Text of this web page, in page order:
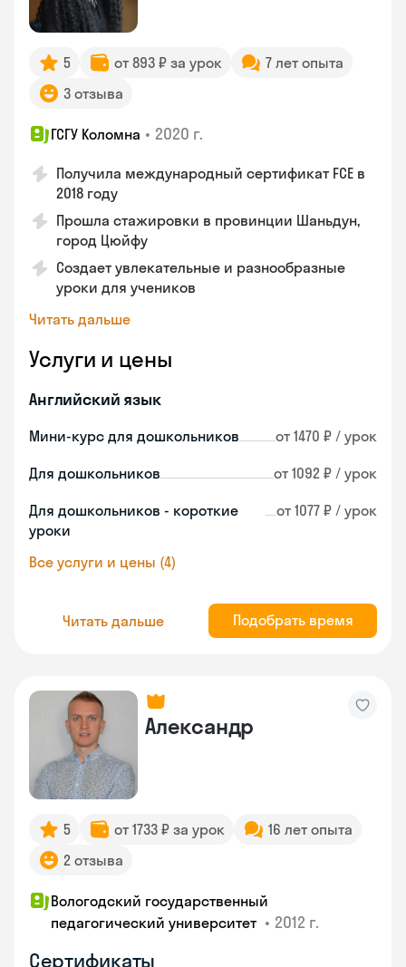
5 от 893 ₽ за урок
7 лет опыта
3 отзыва
ГСГУ Коломна • 2020 г.
Получила международный сертификат FCE в
2018 году
Прошла стажировки в провинции Шаньдун,
город Цюйфу
Создает увлекательные и разнообразные
уроки для учеников
Читать дальше
Услуги и цены
Английский язык
Мини-курс для дошкольников от 1470 ₽ / урок
Для дошкольников от 1092 ₽ / урок
Для дошкольников - короткие
уроки
от 1077 ₽ / урок
Все услуги и цены (4)
Читать дальше Подобрать время
Александр
5 от 1733 ₽ за урок
16 лет опыта
2 отзыва
Вологодский государственный
педагогический университет • 2012 г.
Сертификаты